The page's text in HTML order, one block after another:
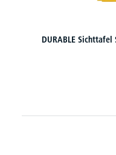
DURABLE Sichttafel